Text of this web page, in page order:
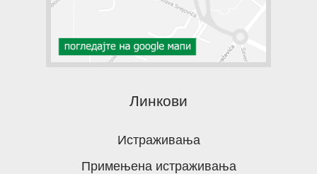
Линкови
Истраживања
Примењена истраживања